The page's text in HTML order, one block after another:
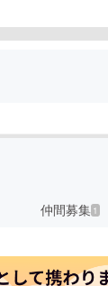
仲間募集 1